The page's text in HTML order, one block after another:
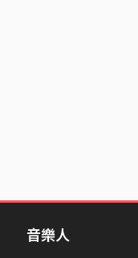
音樂人